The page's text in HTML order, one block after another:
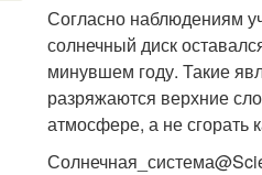
Согласно наблюдениям
солнечный диск
минувшем году. Такие
разряжаются верхние
атмосфере, а не сгорать